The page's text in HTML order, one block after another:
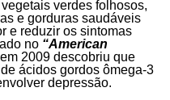
verdes folhosos,
e gorduras saudáveis
e reduzir os sintomas
no “American
em 2009 descobriu que
ácidos gordos ômega-3
depressão.